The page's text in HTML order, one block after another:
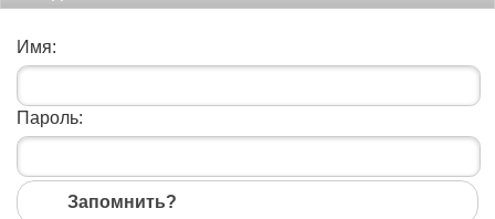
Имя:
Пароль:
Запомнить?